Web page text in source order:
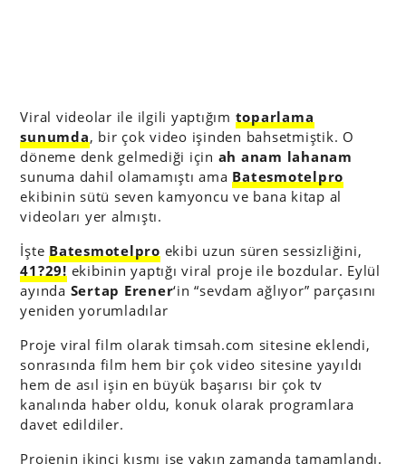
Viral videolar ile ilgili yaptığım toparlama
sunumda, bir çok video işinden bahsetmiştik. O
döneme denk gelmediği için ah anam lahanam
sunuma dahil olamamıştı ama Batesmotelpro
ekibinin sütü seven kamyoncu ve bana kitap al
videoları yer almıştı.
İşte Batesmotelpro ekibi uzun süren sessizliğini,
41?29! ekibinin yaptığı viral proje ile bozdular. Eylül
ayında Sertap Erener‘in “sevdam ağlıyor” parçasını
yeniden yorumladılar
Proje viral film olarak timsah.com sitesine eklendi,
sonrasında film hem bir çok video sitesine yayıldı
hem de asıl işin en büyük başarısı bir çok tv
kanalında haber oldu, konuk olarak programlara
davet edildiler.
Projenin ikinci kısmı ise yakın zamanda tamamlandı.